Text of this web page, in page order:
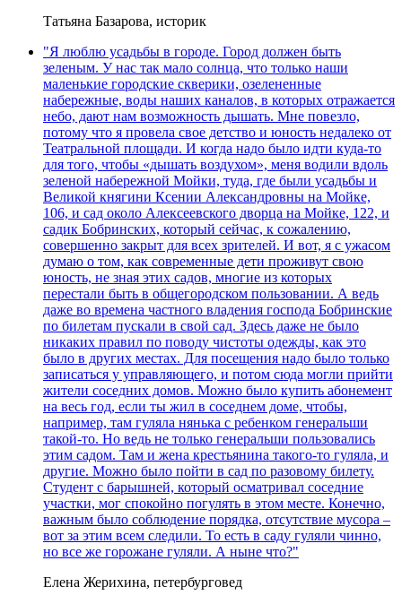
Татьяна Базарова, историк
"Я люблю усадьбы в городе. Город должен быть
зеленым. У нас так мало солнца, что только наши
маленькие городские скверики, озелененные
набережные, воды наших каналов, в которых отражается
небо, дают нам возможность дышать. Мне повезло,
потому что я провела свое детство и юность недалеко от
Театральной площади. И когда надо было идти куда-то
для того, чтобы «дышать воздухом», меня водили вдоль
зеленой набережной Мойки, туда, где были усадьбы и
Великой княгини Ксении Александровны на Мойке,
106, и сад около Алексеевского дворца на Мойке, 122, и
садик Бобринских, который сейчас, к сожалению,
совершенно закрыт для всех зрителей. И вот, я с ужасом
думаю о том, как современные дети проживут свою
юность, не зная этих садов, многие из которых
перестали быть в общегородском пользовании. А ведь
даже во времена частного владения господа Бобринские
по билетам пускали в свой сад. Здесь даже не было
никаких правил по поводу чистоты одежды, как это
было в других местах. Для посещения надо было только
записаться у управляющего, и потом сюда могли прийти
жители соседних домов. Можно было купить абонемент
на весь год, если ты жил в соседнем доме, чтобы,
например, там гуляла нянька с ребенком генеральши
такой-то. Но ведь не только генеральши пользовались
этим садом. Там и жена крестьянина такого-то гуляла, и
другие. Можно было пойти в сад по разовому билету.
Студент с барышней, который осматривал соседние
участки, мог спокойно погулять в этом месте. Конечно,
важным было соблюдение порядка, отсутствие мусора –
вот за этим всем следили. То есть в саду гуляли чинно,
но все же горожане гуляли. А ныне что?"
Елена Жерихина, петербурговед